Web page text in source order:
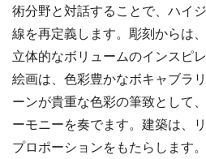
術分野と対話することで、ハイ
線を再定義します。彫刻からは
立体的なボリュームのインスピ
絵画は、色彩豊かなボキャブラ
ーンが貴重な色彩の筆致として
ーモニーを奏でます。建築は、
プロポーションをもたらします